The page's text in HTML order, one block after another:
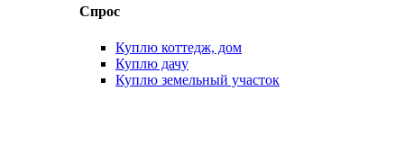
Спрос
Куплю коттедж, дом
Куплю дачу
Куплю земельный участок